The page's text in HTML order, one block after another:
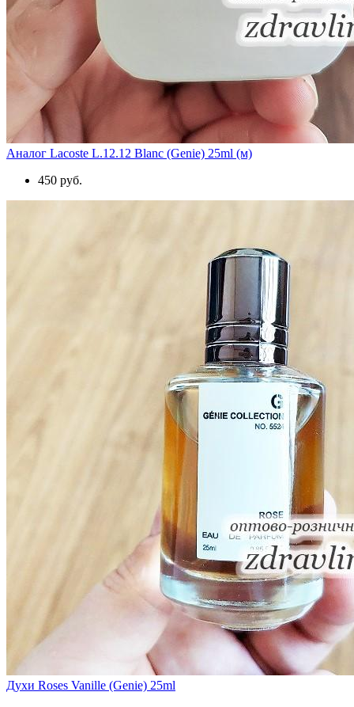
Аналог Lacoste L.12.12 Blanc (Genie) 25ml (м)
450 руб.
Духи Roses Vanille (Genie) 25ml